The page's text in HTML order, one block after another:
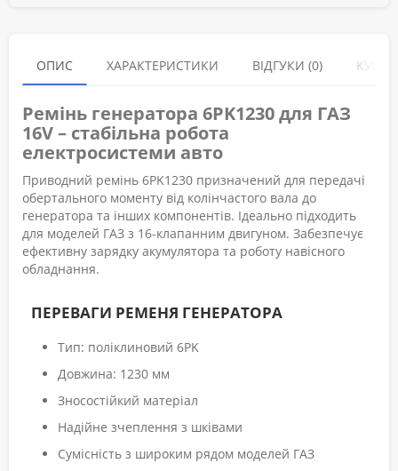
ОПИС ХАРАКТЕРИСТИКИ ВІДГУКИ (0)
Ремінь генератора 6PK1230 для ГАЗ
16V – стабільна робота
електросистеми авто
Приводний ремінь 6PK1230 призначений для передачі
обертального моменту від колінчастого вала до
генератора та інших компонентів. Ідеально підходить
для моделей ГАЗ з 16-клапанним двигуном. Забезпечує
ефективну зарядку акумулятора та роботу навісного
обладнання.
ПЕРЕВАГИ РЕМЕНЯ ГЕНЕРАТОРА
Тип: поліклиновий 6PK
Довжина: 1230 мм
Зносостійкий матеріал
Надійне зчеплення з шківами
Сумісність з широким рядом моделей ГАЗ